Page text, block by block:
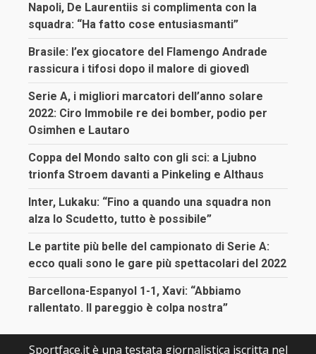
Napoli, De Laurentiis si complimenta con la
squadra: “Ha fatto cose entusiasmanti”
Brasile: l’ex giocatore del Flamengo Andrade
rassicura i tifosi dopo il malore di giovedì
Serie A, i migliori marcatori dell’anno solare
2022: Ciro Immobile re dei bomber, podio per
Osimhen e Lautaro
Coppa del Mondo salto con gli sci: a Ljubno
trionfa Stroem davanti a Pinkeling e Althaus
Inter, Lukaku: “Fino a quando una squadra non
alza lo Scudetto, tutto è possibile”
Le partite più belle del campionato di Serie A:
ecco quali sono le gare più spettacolari del 2022
Barcellona-Espanyol 1-1, Xavi: “Abbiamo
rallentato. Il pareggio è colpa nostra”
Sportface.it è una testata giornalistica iscritta nel